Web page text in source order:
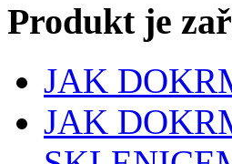
Produkt je
JAK
JAK